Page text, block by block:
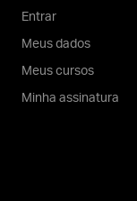
Entrar
Meus dados
Meus cursos
Minha assinatura